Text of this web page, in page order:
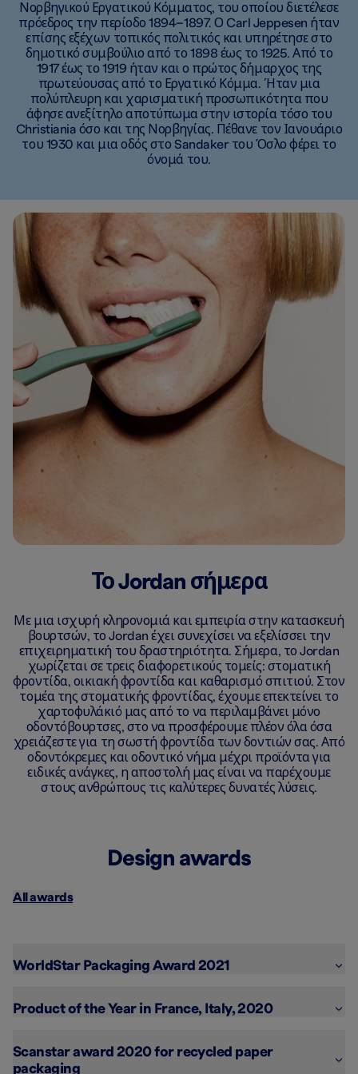
Νορβηγικού Εργατικού Κόμματος, του οποίου διετέλεσε
πρόεδρος την περίοδο 1894–1897. Ο Carl Jeppesen ήταν
επίσης εξέχων τοπικός πολιτικός και υπηρέτησε στο
δημοτικό συμβούλιο από το 1898 έως το 1925. Από το
1917 έως το 1919 ήταν και ο πρώτος δήμαρχος της
πρωτεύουσας από το Εργατικό Κόμμα. Ήταν μια
πολύπλευρη και χαρισματική προσωπικότητα που
άφησε ανεξίτηλο αποτύπωμα στην ιστορία τόσο του
Christiania όσο και της Νορβηγίας. Πέθανε τον Ιανουάριο
του 1930 και μια οδός στο Sandaker του Όσλο φέρει το
όνομά του.
Το Jordan σήμερα
Με μια ισχυρή κληρονομιά και εμπειρία στην κατασκευή
βουρτσών, το Jordan έχει συνεχίσει να εξελίσσει την
επιχειρηματική του δραστηριότητα. Σήμερα, το Jordan
χωρίζεται σε τρεις διαφορετικούς τομείς: στοματική
φροντίδα, οικιακή φροντίδα και καθαρισμό σπιτιού. Στον
τομέα της στοματικής φροντίδας, έχουμε επεκτείνει το
χαρτοφυλάκιό μας από το να περιλαμβάνει μόνο
οδοντόβουρτσες, στο να προσφέρουμε πλέον όλα όσα
χρειάζεστε για τη σωστή φροντίδα των δοντιών σας. Από
οδοντόκρεμες και οδοντικό νήμα μέχρι προϊόντα για
ειδικές ανάγκες, η αποστολή μας είναι να παρέχουμε
στους ανθρώπους τις καλύτερες δυνατές λύσεις.
Design awards
All awards
WorldStar Packaging Award 2021
packaging made of 100% recycled paper. WorldStar is an
international and highly regarded packaging competition.
Product of the Year in France, Italy, 2020
Scanstar award 2020 for ​recycled paper